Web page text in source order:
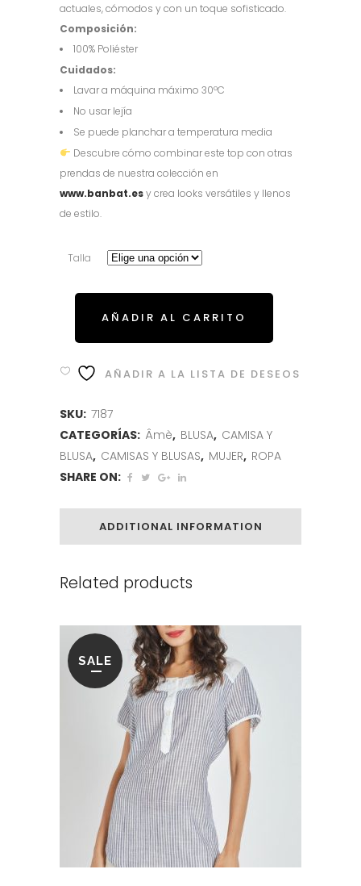
actuales, cómodos y con un toque sofisticado.
Composición:
100% Poliéster
Cuidados:
Lavar a máquina máximo 30ºC
No usar lejía
Se puede planchar a temperatura media
Descubre cómo combinar este top con otras
prendas de nuestra colección en
www.banbat.esy crea looks versátiles y llenos
de estilo.
Talla
AÑADIR AL CARRITO
AÑADIR A LA LISTA DE DESEOS
SKU: 7187
CATEGORÍAS: Âmè, BLUSA, CAMISA Y
BLUSA, CAMISAS Y BLUSAS, MUJER, ROPA
SHARE ON:
ADDITIONAL INFORMATION
Related products
SALE